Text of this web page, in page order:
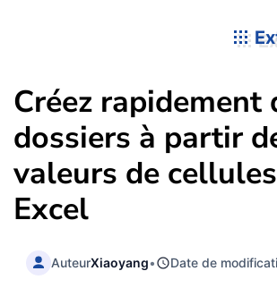
Créez rapidement
dossiers à partir
valeurs de
Excel
AuteurXiaoyang• Date de